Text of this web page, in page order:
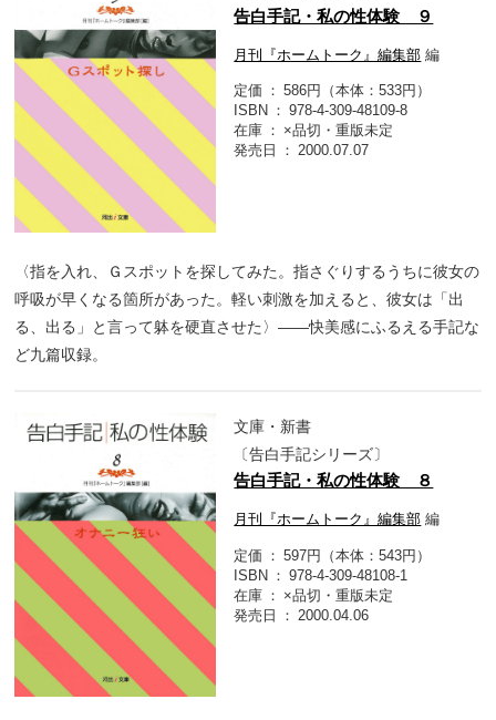
告白手記・私の性体験 ９
月刊『ホームトーク』編集部 編
定価
586円（本体：533円）
ISBN
978-4-309-48109-8
在庫
×品切・重版未定
発売日
2000.07.07
〈指を入れ、Ｇスポットを探してみた。指さぐりするうちに彼女の
呼吸が早くなる箇所があった。軽い刺激を加えると、彼女は「出
る、出る」と言って躰を硬直させた〉――快美感にふるえる手記な
ど九篇収録。
文庫・新書
〔告白手記シリーズ〕
告白手記・私の性体験 ８
月刊『ホームトーク』編集部 編
定価
597円（本体：543円）
ISBN
978-4-309-48108-1
在庫
×品切・重版未定
発売日
2000.04.06